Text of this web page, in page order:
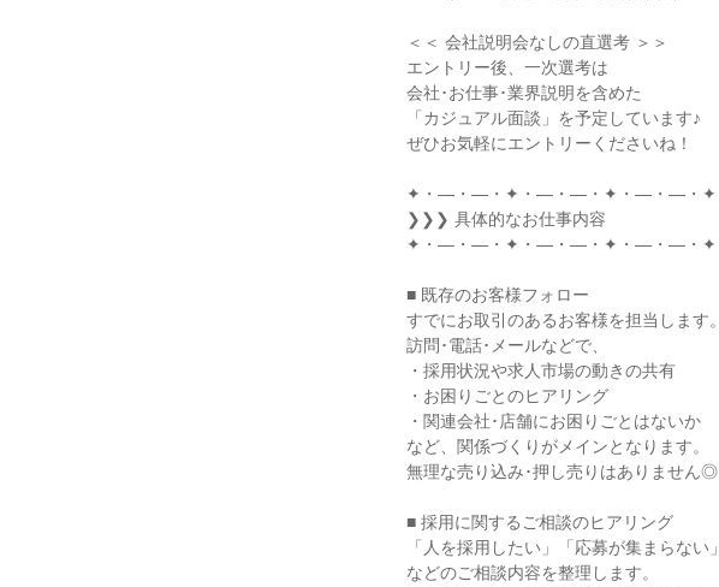
＜＜ 会社説明会なしの直選考 ＞＞
エントリー後、一次選考は
会社･お仕事･業界説明を含めた
「カジュアル面談」を予定しています♪
ぜひお気軽にエントリーくださいね！
✦・―・―・✦・―・―・✦・―・―・✦
❯❯❯ 具体的なお仕事内容
✦・―・―・✦・―・―・✦・―・―・✦
■ 既存のお客様フォロー
すでにお取引のあるお客様を担当します。
訪問･電話･メールなどで、
・採用状況や求人市場の動きの共有
・お困りごとのヒアリング
・関連会社･店舗にお困りごとはないか
など、関係づくりがメインとなります。
無理な売り込み･押し売りはありません◎
■ 採用に関するご相談のヒアリング
「人を採用したい」「応募が集まらない」
などのご相談内容を整理します。